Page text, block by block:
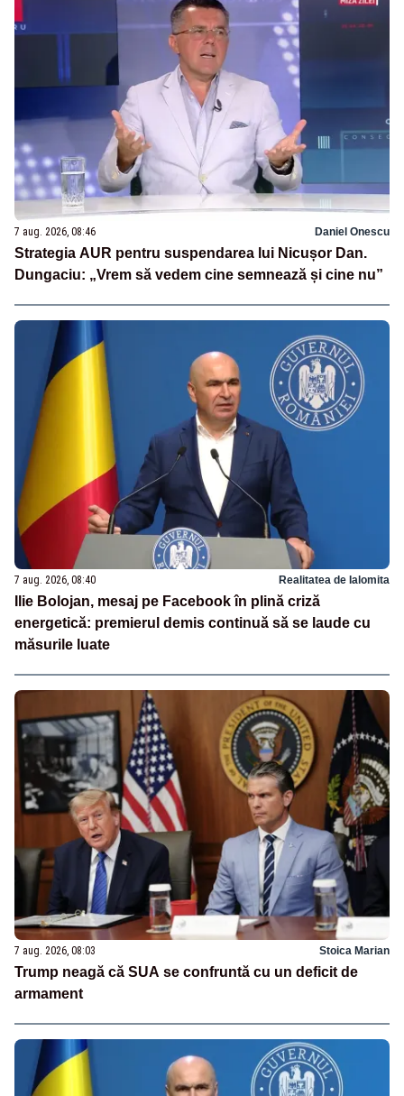
7 aug. 2026, 08:46 Daniel Onescu
Strategia AUR pentru suspendarea lui Nicușor Dan.
Dungaciu: „Vrem să vedem cine semnează și cine nu”
7 aug. 2026, 08:40 Realitatea de Ialomita
Ilie Bolojan, mesaj pe Facebook în plină criză
energetică: premierul demis continuă să se laude cu
măsurile luate
7 aug. 2026, 08:03 Stoica Marian
Trump neagă că SUA se confruntă cu un deficit de
armament